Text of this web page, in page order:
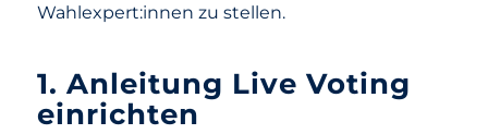
Wahlexpert:innen zu stellen.
1. Anleitung Live Voting
einrichten